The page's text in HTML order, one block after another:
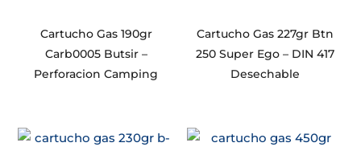
Cartucho Gas 190gr
Carb0005 Butsir –
Perforacion Camping
Cartucho Gas 227gr Btn
250 Super Ego – DIN 417
Desechable